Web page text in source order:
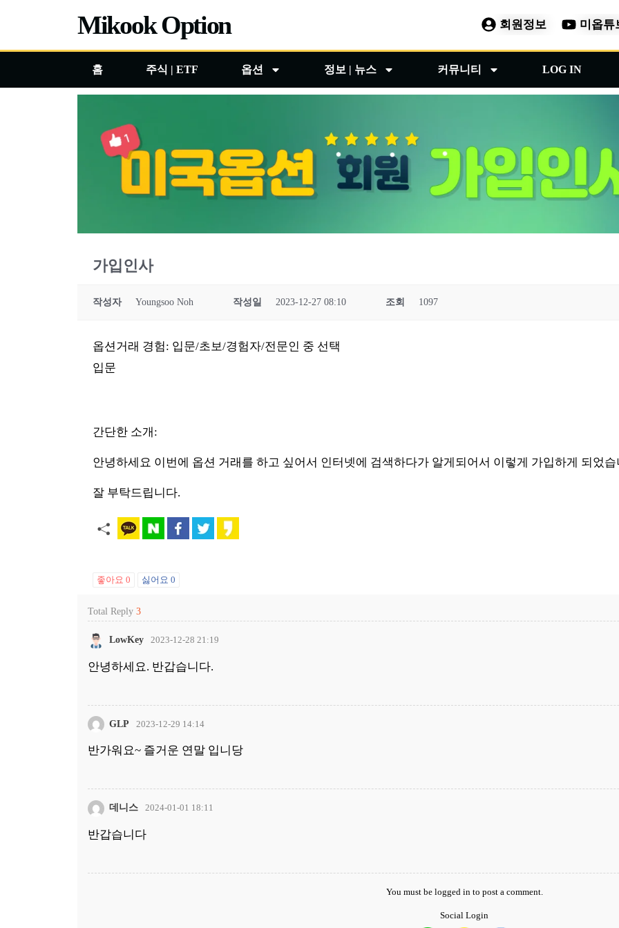
츠
Mikook Option 회원정보 미옵튜
홈 주식 | ETF 옵션 정보 | 뉴스 커뮤니티 LOG IN
가입인사
작성자 Youngsoo Noh 작성일 2023-12-27 08:10 조회 1097
옵션거래 경험: 입문/초보/경험자/전문인 중 선택
입문
간단한 소개:
안녕하세요 이번에 옵션 거래를 하고 싶어서 인터넷에 검색하다가 알게되어서 이렇게 가입하게 되었습
잘 부탁드립니다.
좋아요 0 싫어요 0
Total Reply 3
LowKey 2023-12-28 21:19
안녕하세요. 반갑습니다.
GLP 2023-12-29 14:14
반가워요~ 즐거운 연말 입니당
데니스 2024-01-01 18:11
반갑습니다
You must be logged into post a comment.
Social Login